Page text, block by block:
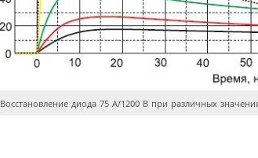
Восстановление диода 75 А/1200 В при различных